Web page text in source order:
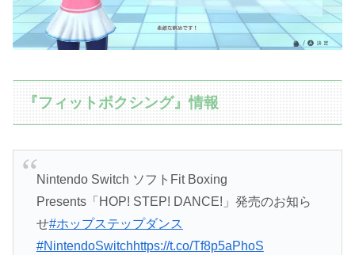
『フィットボクシング』情報
Nintendo Switch ソフトFit Boxing
Presents「HOP! STEP! DANCE!」発売のお知ら
せ#ホップステップダンス
#NintendoSwitchhttps://t.co/Tf8p5aPhoS